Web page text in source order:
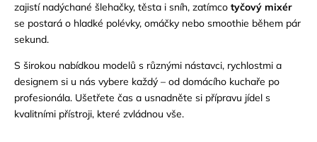
zajistí nadýchané šlehačky, těsta i sníh, zatímco tyčový mixér
se postará o hladké polévky, omáčky nebo smoothie během pár
sekund.
S širokou nabídkou modelů s různými nástavci, rychlostmi a
designem si u nás vybere každý – od domácího kuchaře po
profesionála. Ušetřete čas a usnadněte si přípravu jídel s
kvalitními přístroji, které zvládnou vše.